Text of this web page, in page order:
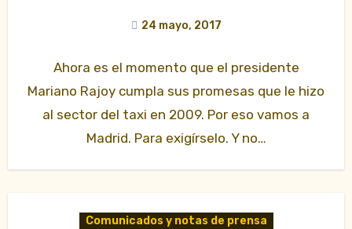
24 mayo, 2017
Ahora es el momento que el presidente
Mariano Rajoy cumpla sus promesas que le hizo
al sector del taxi en 2009. Por eso vamos a
Madrid. Para exigírselo. Y no…
Comunicados y notas de prensa